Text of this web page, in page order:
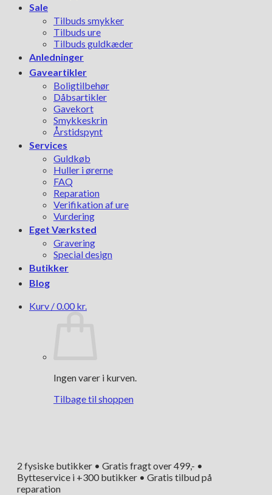
Sale
Tilbuds smykker
Tilbuds ure
Tilbuds guldkæder
Anledninger
Gaveartikler
Boligtilbehør
Dåbsartikler
Gavekort
Smykkeskrin
Årstidspynt
Services
Guldkøb
Huller i ørerne
FAQ
Reparation
Verifikation af ure
Vurdering
Eget Værksted
Gravering
Special design
Butikker
Blog
Kurv /0.00 kr.
Ingen varer i kurven.
Tilbage til shoppen
2 fysiske butikker • Gratis fragt over 499,- •
Bytteservice i +300 butikker • Gratis tilbud på
reparation